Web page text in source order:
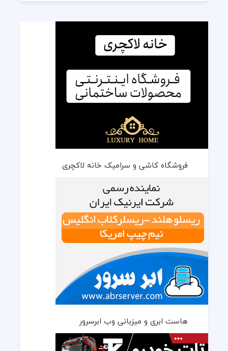
فروشگاه کاشی و سرامیک خانه لاکچری
هاست ابری و میزبانی وب ابرسرور